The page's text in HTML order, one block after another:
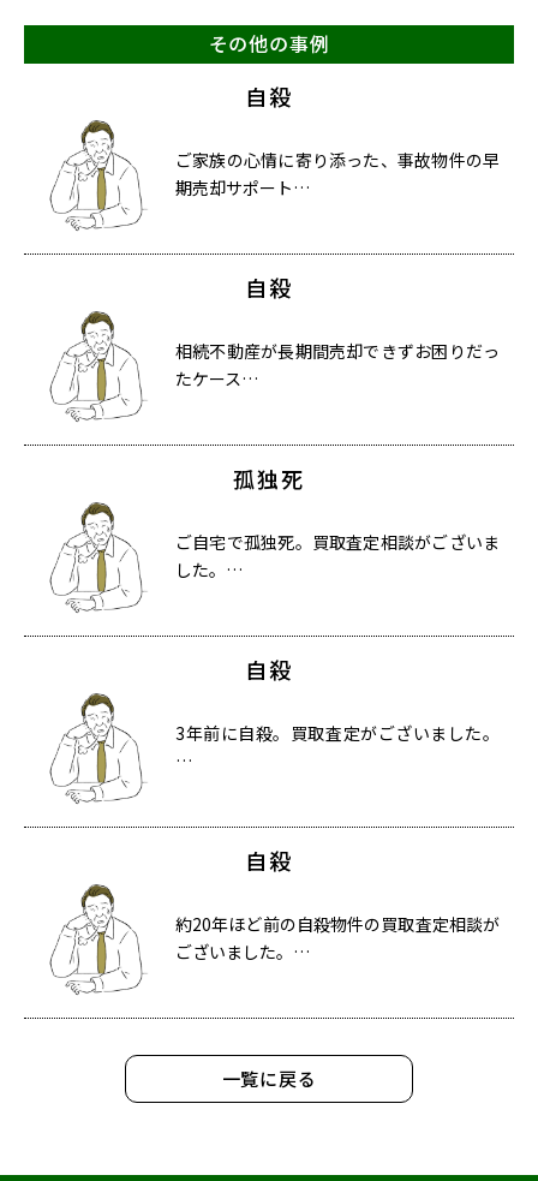
その他の事例
自殺
ご家族の心情に寄り添った、事故物件の早
期売却サポート…
自殺
相続不動産が長期間売却できずお困りだっ
たケース…
孤独死
ご自宅で孤独死。買取査定相談がございま
した。…
自殺
3年前に自殺。買取査定がございました。
…
自殺
約20年ほど前の自殺物件の買取査定相談が
ございました。…
一覧に戻る